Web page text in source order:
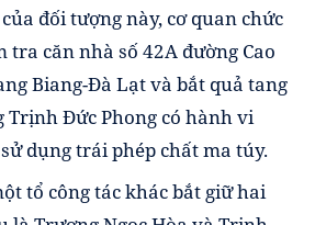
đối tượng này, cơ quan chức
tra căn nhà số 42A đường Cao
Biang-Đà Lạt và bắt quả tang
Trịnh Đức Phong có hành vi
dụng trái phép chất ma túy.
tổ công tác khác bắt giữ hai